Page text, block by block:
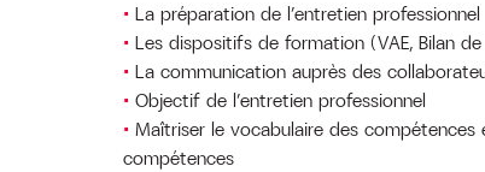
La préparation de l’entretien professionnel
Les dispositifs de formation (VAE, Bilan de
La communication auprès des
Objectif de l’entretien professionnel
Maîtriser le vocabulaire des
compétences